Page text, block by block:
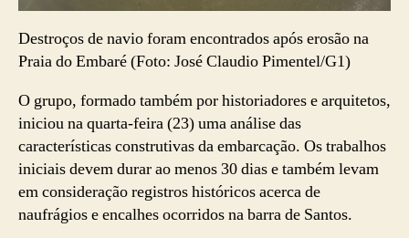
Destroços de navio foram encontrados após erosão na
Praia do Embaré (Foto: José Claudio Pimentel/G1)
O grupo, formado também por historiadores e arquitetos,
iniciou na quarta-feira (23) uma análise das
características construtivas da embarcação. Os trabalhos
iniciais devem durar ao menos 30 dias e também levam
em consideração registros históricos acerca de
naufrágios e encalhes ocorridos na barra de Santos.